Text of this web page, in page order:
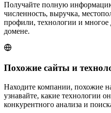
Получайте полную
численность, выручка,
профили, технологии и
домене.
Похожие сайты и
Находите компании, похожие
узнавайте, какие технологии
конкурентного анализа и